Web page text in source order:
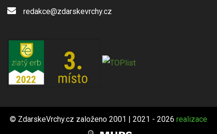
redakce@zdarskevrchy.cz
© ZdarskeVrchy.cz založeno 2001 | 2021 - 2026 realizace